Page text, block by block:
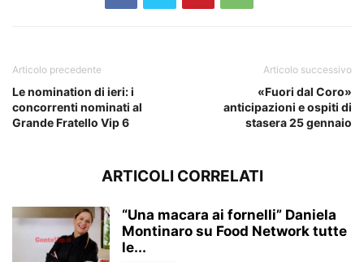
Articolo precedente
Le nomination di ieri: i
concorrenti nominati al
Grande Fratello Vip 6
Articolo successivo
«Fuori dal Coro»
anticipazioni e ospiti di
stasera 25 gennaio
ARTICOLI CORRELATI
“Una macara ai fornelli” Daniela
Montinaro su Food Network tutte
le...